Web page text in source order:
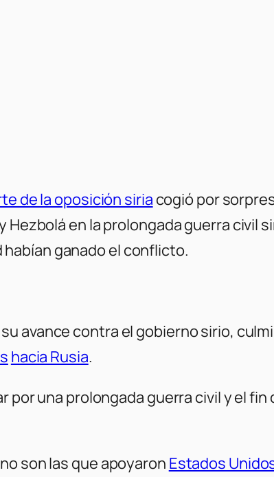
de la oposición siria cogió por
en la prolongada guerra civil
habían ganado el conflicto.
avance contra el gobierno sirio,
hacia Rusia.
por una prolongada guerra civil y el
son las que apoyaronEstados